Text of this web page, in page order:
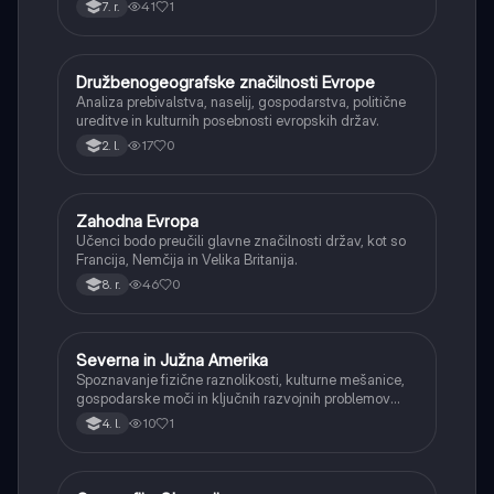
na Zemlji.
7. r. 41 1
Geografija
Družbenogeografske značilnosti Evrope
Analiza prebivalstva, naselij, gospodarstva, politične
ureditve in kulturnih posebnosti evropskih držav.
2. l. 17 0
Geografija
Zahodna Evropa
Učenci bodo preučili glavne značilnosti držav, kot so
Francija, Nemčija in Velika Britanija.
8. r. 46 0
Geografija
Severna in Južna Amerika
Spoznavanje fizične raznolikosti, kulturne mešanice,
gospodarske moči in ključnih razvojnih problemov
obeh Amerik.
4. l. 10 1